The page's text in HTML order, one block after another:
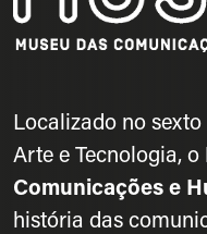
Localizado no
Arte e Tecnologia, o
Comunicações e
história das